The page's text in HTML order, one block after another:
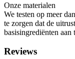
Onze materialen
We testen op meer
te zorgen dat de
basisingrediënten aan
Reviews